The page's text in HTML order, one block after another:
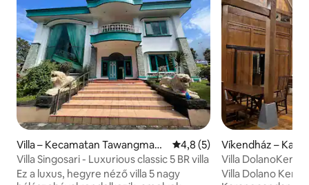
Villa – Kecamatan Tawangmang
u
Átlagos értékelés: 5/4,8, 5
4,8 (5)
Villa Singosari - Luxurious classic 5 BR villa
Ez a luxus, hegyre néző villa 5 nagy
Víkendház –
Villa DolanoKene
Villa Dolano Kene